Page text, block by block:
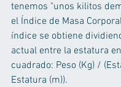
tenemos "unos kilitos
el Índice de Masa
índice se obtiene
actual entre la estatura
cuadrado: Peso (Kg) /
Estatura (m)).